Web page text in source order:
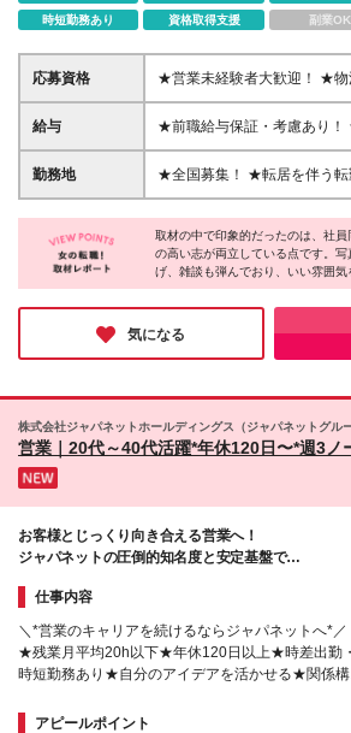
時短勤務あり
資格取得支援 副業OK
応募資格
★営業未経験者大歓迎！ ★物
学歴不問！ ★第二新卒歓迎！ ★
な方にピッタリです！／ ・「
をつけて全力で楽しみたい方
にし、コミュニケーションが
給与
★前職給与保証・考慮あり！
可能です 月給24万9113円以上＋賞与年2回＋各種手
当 ※経験やスキルを考慮し決定します。 ※上記給与に
与・待遇に差異はありません
勤務地
★全国募集！ ★転居を伴う転
★U・Iターン歓迎！ ＼本社／ 東京都新宿区西新宿1-
20-3 西新宿髙木ビル2階 ＼希望の拠点・営業所に配
属します！／ 【北海道・東
市、宮城県仙台市、福島県郡山市 【北信越
新潟県新潟市、石川県金沢市 【関東エリア】 東京都
新宿区、東京都立川市、神
木市、埼玉県さいたま市、埼
部市、栃木県宇都宮市、群馬
ア】 大阪府大阪市、兵庫県
奈良県奈良市 【中国・四国エリア】 広島県広島市、
範囲：上記を除く当社関連勤
取材の中で印象的だったのは、社
の高い志が両立している点です。
げ、雑談も弾んでおり、いい雰囲気
インタビューでは、物流のインフ
1になって業界を変えていくという
口々にお話ししていました。大き
うチームワークがあり、理想的な空
か。
気になる
株式会社ジャパネットホールディングス（ジャパネットグルー
営業｜20代～40代活躍*年休120日〜*週3ノ
お客様とじっくり向き合える営業へ！
ジャパネットの圧倒的知名度と安定基盤で
仕事内容
＼*営業のキャリアを続けるならジャパネットへ*／
★残業月平均20h以下★年休120日以上★時差出勤・
時短勤務あり★自分のアイデアを活かせる★関係構
アピールポイント